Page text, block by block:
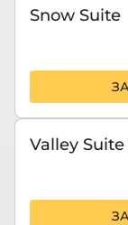
Snow Suite
Valley Suite